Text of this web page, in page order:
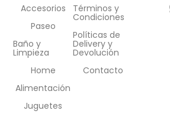
Accesorios
Paseo
Baño y
Limpieza
Home
Alimentación
Juguetes
Términos y
Condiciones
Políticas de
Delivery y
Devolución
Contacto